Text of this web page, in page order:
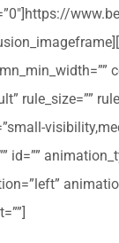
rule_size=””
id=””